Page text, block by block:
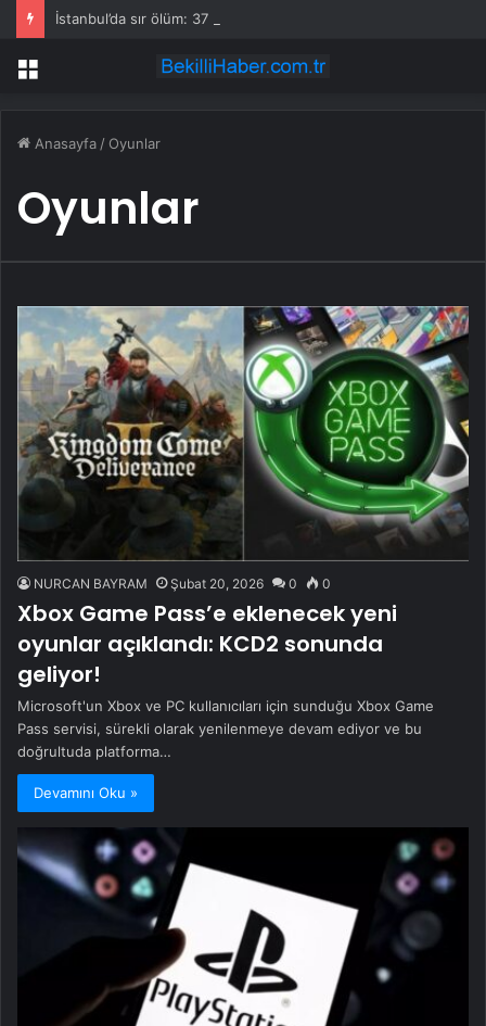
Menü
Anasayfa / Oyunlar
Oyunlar
NURCAN BAYRAM Şubat 20, 2026 0 0
Xbox Game Pass’e eklenecek yeni
oyunlar açıklandı: KCD2 sonunda
geliyor!
Microsoft'un Xbox ve PC kullanıcıları için sunduğu Xbox Game
Pass servisi, sürekli olarak yenilenmeye devam ediyor ve bu
doğrultuda platforma…
Devamını Oku »